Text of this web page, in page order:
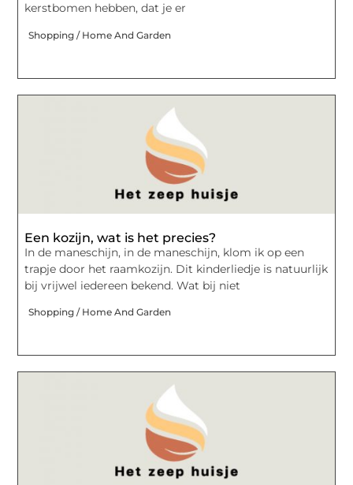
kerstbomen hebben, dat je er
Shopping / Home And Garden
Een kozijn, wat is het precies?
In de maneschijn, in de maneschijn, klom ik op een
trapje door het raamkozijn. Dit kinderliedje is natuurlijk
bij vrijwel iedereen bekend. Wat bij niet
Shopping / Home And Garden